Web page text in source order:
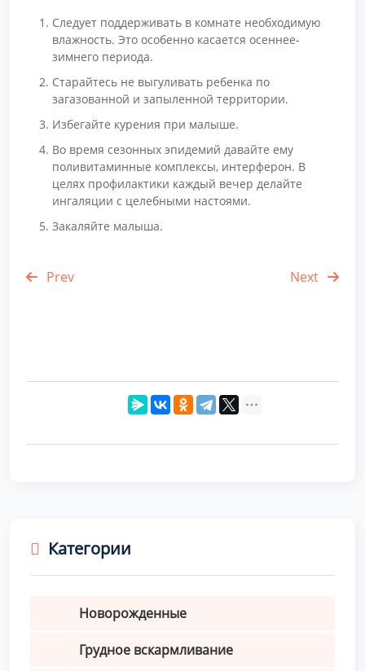
Следует поддерживать в комнате необходимую
влажность. Это особенно касается осеннее-
зимнего периода.
Старайтесь не выгуливать ребенка по
загазованной и запыленной территории.
Избегайте курения при малыше.
Во время сезонных эпидемий давайте ему
поливитаминные комплексы, интерферон. В
целях профилактики каждый вечер делайте
ингаляции с целебными настоями.
Закаляйте малыша.
Prev Next
Категории
Новорожденные
Грудное вскармливание